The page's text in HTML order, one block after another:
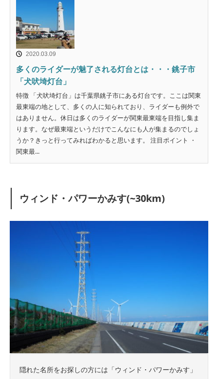
2020.03.09
多くのライダーが魅了される灯台とは・・・銚子市
「犬吠埼灯台」
特徴 「犬吠埼灯台」は千葉県銚子市にある灯台です。ここは関東
最東端の地として、多くの人に知られており、ライダーも例外で
はありません。休日は多くのライダーが関東最東端を目指し集ま
ります。なぜ最東端というだけでこんなにも人が集まるのでしょ
うか？きっと行ってみればわかると思います。 注目ポイント ・
関東最...
ウィンド・パワーかみす(~30km)
隠れた名所をお探しの方には「ウィンド・パワーかみす」